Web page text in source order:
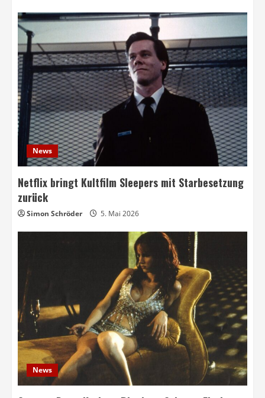
News
Netflix bringt Kultfilm Sleepers mit Starbesetzung
zurück
Simon Schröder 5. Mai 2026
News